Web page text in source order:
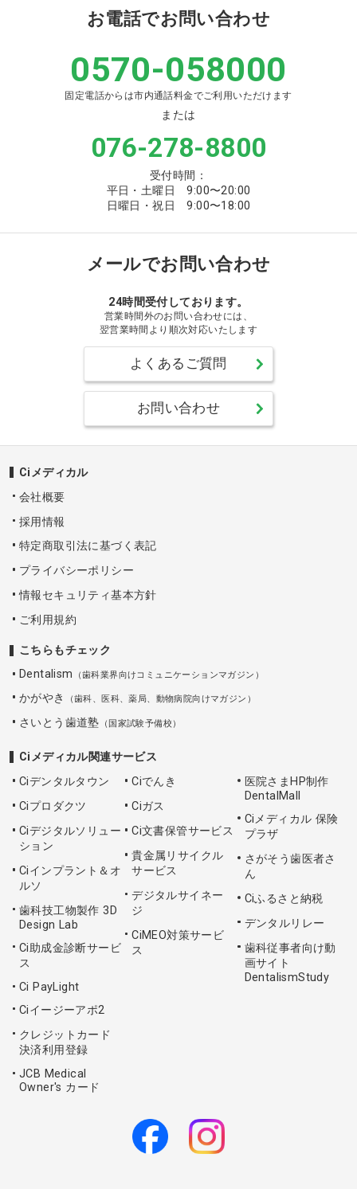
お電話でお問い合わせ
0570-058000
固定電話からは市内通話料金でご利用いただけます
または
076-278-8800
受付時間：
平日・土曜日 9:00〜20:00
日曜日・祝日 9:00〜18:00
メールでお問い合わせ
24時間受付しております。
営業時間外のお問い合わせには、
翌営業時間より順次対応いたします
よくあるご質問
お問い合わせ
Ciメディカル
会社概要
採用情報
特定商取引法に基づく表記
プライバシーポリシー
情報セキュリティ基本方針
ご利用規約
こちらもチェック
Dentalism
（歯科業界向けコミュニケーションマガジン）
かがやき （歯科、医科、薬局、動物病院向けマガジン）
さいとう歯道塾 （国家試験予備校）
Ciメディカル関連サービス
Ciデンタルタウン
Ciプロダクツ
Ciデジタルソリュー
ション
Ciインプラント＆オ
ルソ
歯科技工物製作 3D
Design Lab
Ci助成金診断サービ
ス
Ci PayLight
Ciイージーアポ2
クレジットカード
決済利用登録
JCB Medical
Owner's カード
Ciでんき
Ciガス
Ci文書保管サービス
貴金属リサイクル
サービス
デジタルサイネー
ジ
CiMEO対策サービ
ス
医院さまHP制作
DentalMall
Ciメディカル 保険
プラザ
さがそう歯医者さ
ん
Ciふるさと納税
デンタルリレー
歯科従事者向け動
画サイト
DentalismStudy